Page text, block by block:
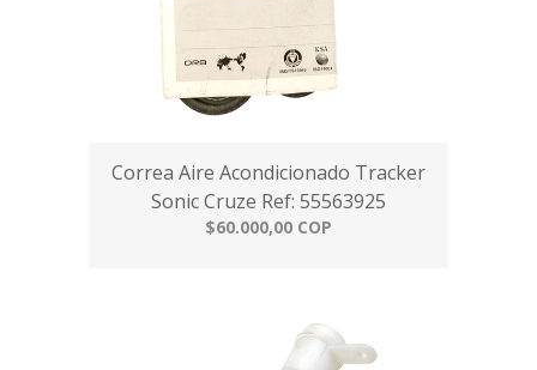
Correa Aire Acondicionado Tracker
Sonic Cruze Ref: 55563925
$60.000,00 COP